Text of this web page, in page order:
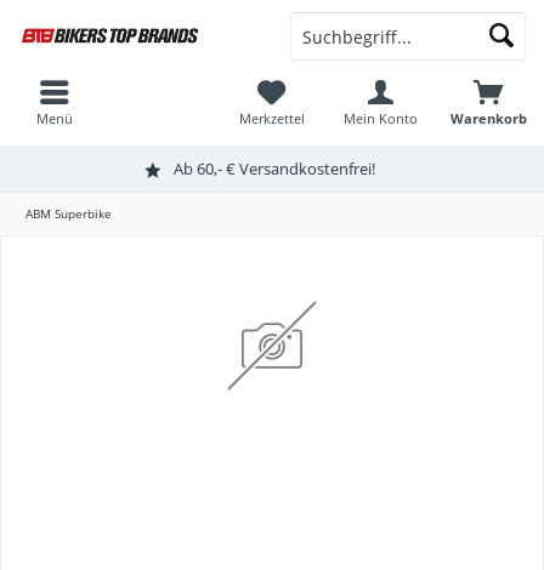
Ab 60,- € Versandkostenfrei!
Warenkorb
Merkzettel Mein Konto
Menü
ABM Superbike